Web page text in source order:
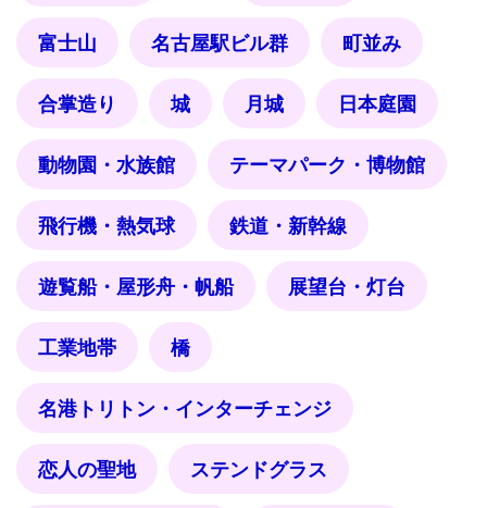
富士山 名古屋駅ビル群 町並み
合掌造り 城 月城 日本庭園
動物園・水族館 テーマパーク・博物館
飛行機・熱気球 鉄道・新幹線
遊覧船・屋形舟・帆船 展望台・灯台
工業地帯 橋
名港トリトン・インターチェンジ
恋人の聖地 ステンドグラス